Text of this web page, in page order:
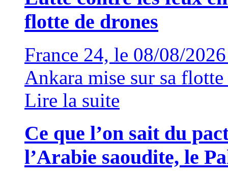
flotte de drones
France 24, le 08/08/
Ankara mise sur sa
Lire la suite
Ce que l’on sait du
l’Arabie saoudite, le